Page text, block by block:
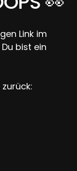
Link im
bist ein